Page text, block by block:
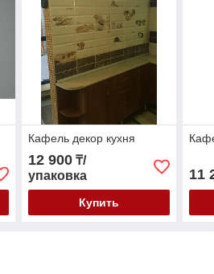
Кафель декор кухня
12 900₸/
упаковка
Купить
11